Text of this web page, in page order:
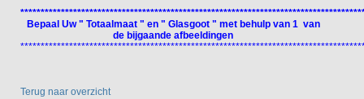
Bepaal Uw " Totaalmaat " en " Glasgoot " met behulp van 1 van
de bijgaande afbeeldingen
Terug naar overzicht